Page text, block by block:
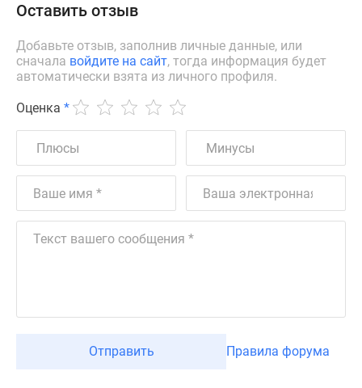
Оставить отзыв
Добавьте отзыв, заполнив личные данные, или
сначала войдите на сайт, тогда информация будет
автоматически взята из личного профиля.
Оценка *
Отправить Правила форума